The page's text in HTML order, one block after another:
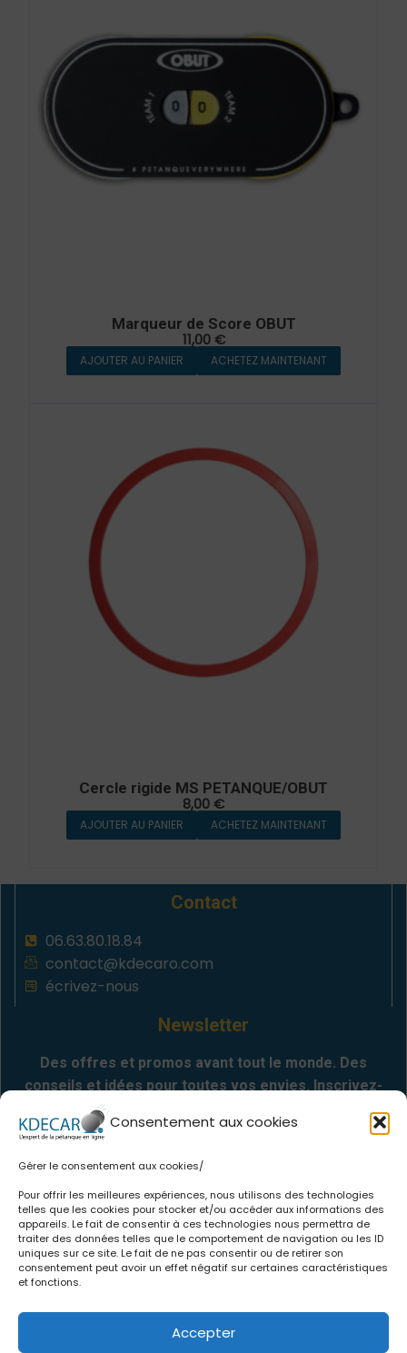
Consentement aux cookies
Gérer le consentement aux cookies/
Pour offrir les meilleures expériences, nous utilisons des technologies
telles que les cookies pour stocker et/ou accéder aux informations des
appareils. Le fait de consentir à ces technologies nous permettra de
traiter des données telles que le comportement de navigation ou les ID
uniques sur ce site. Le fait de ne pas consentir ou de retirer son
consentement peut avoir un effet négatif sur certaines caractéristiques
et fonctions.
Accepter
Marqueur de Score OBUT
11,00€
AJOUTER AU PANIER ACHETEZ MAINTENANT
Cercle rigide MS PETANQUE/OBUT
8,00€
AJOUTER AU PANIER ACHETEZ MAINTENANT
Contact
06.63.80.18.84
contact@kdecaro.com
écrivez-nous
Newsletter
Des offres et promos avant tout le monde. Des
conseils et idées pour toutes vos envies. Inscrivez-
Informations
.Qui sommes-nous
.Politique de confidentialité